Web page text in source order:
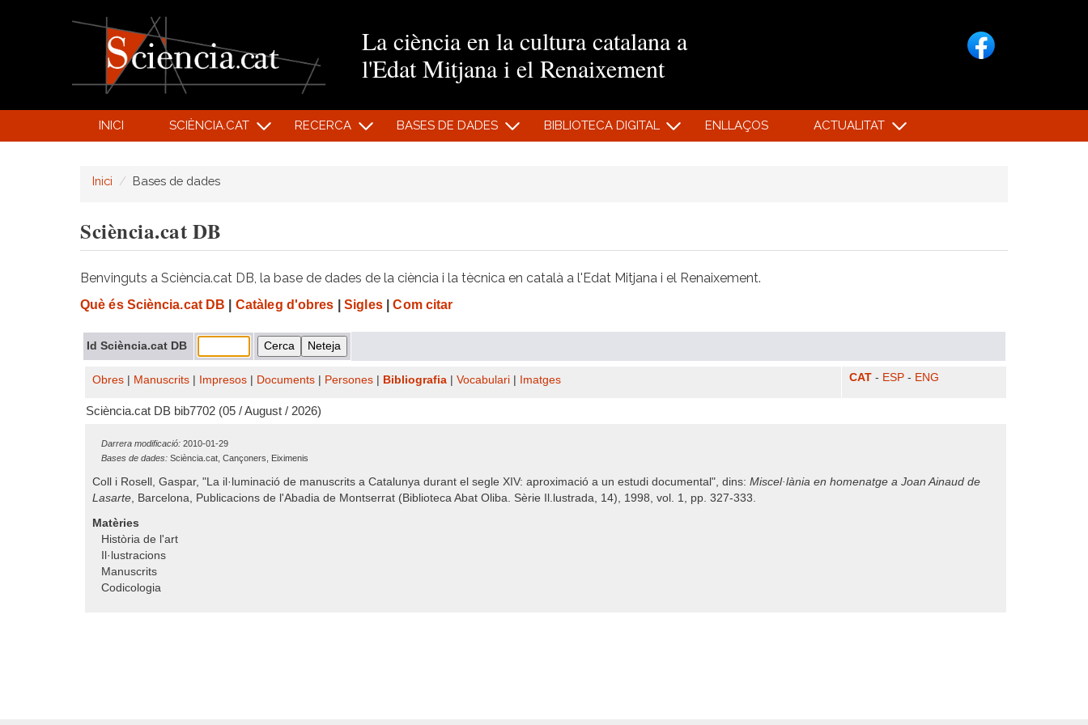
La ciència en la cultura catalana a
l'Edat Mitjana i el Renaixement
INICI SCIÈNCIA.CAT RECERCA BASES DE DADES BIBLIOTECA DIGITAL ENLLAÇOS ACTUALITAT
Inici Bases de dades
Sciència.cat DB
Benvinguts a Sciència.cat DB, la base de dades de la ciència i la tècnica en català a l'Edat Mitjana i el Renaixement.
Què és Sciència.cat DB Catàleg d'obres Sigles| Com citar
Id Sciència.cat DB
Obres Manuscrits Impresos Documents Persones Bibliografia Vocabulari Imatges CAT - ESP - ENG
Sciència.cat DB bib7702 (05 / August / 2026)
Darrera modificació: 2010-01-29
Bases de dades: Sciència.cat, Cançoners, Eiximenis
Coll i Rosell, Gaspar, "La il·luminació de manuscrits a Catalunya durant el segle XIV: aproximació a un estudi documental", dins: Miscel·lània en homenatge a Joan Ainaud de
Lasarte, Barcelona, Publicacions de l'Abadia de Montserrat (Biblioteca Abat Oliba. Sèrie Il.lustrada, 14), 1998, vol. 1, pp. 327-333.
Matèries
Història de l'art
Il·lustracions
Manuscrits
Codicologia